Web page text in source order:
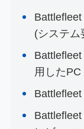
(システム
用したPC